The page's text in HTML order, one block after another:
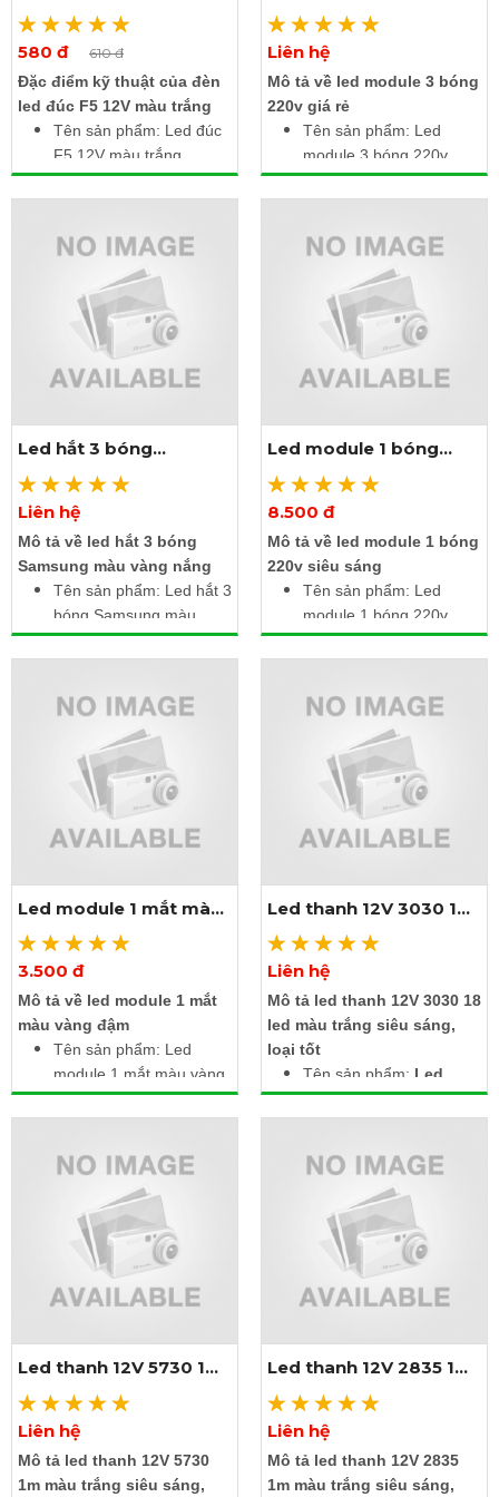
Có 2 đầu bịt và 1 nắp
nhựa
Có thể nối tiếp được với
nhau
Xem thêm ảnh
trắng
580 đ
610 đ
Đặc điểm kỹ thuật của đèn
led đúc F5 12V màu trắng
Tên sản phẩm: Led đúc
F5 12V màu trắng
Điện áp làm việc: DC
12V
Trắng
Công suất: 0.3W / led
IP67: Chống nước
Kích thước bóng: Đầu
5mm, đế 9mm
Chiều dài: 3m gồm 50
Xem thêm ảnh
220V
Liên hệ
Mô tả về led module 3 bóng
220v giá rẻ
Tên sản phẩm: Led
module 3 bóng 220v
Điện áp: 220V AC
Công suất: 1.8W /
Ánh sáng: Trắng
Kích thước: 2.5m gồm
20 module liền dây
Cấp độ bảo vệ: IP67
Xem thêm ảnh
Led hắt 3 bóng
samsung màu vàng
nắng
Liên hệ
Mô tả về led hắt 3 bóng
Samsung màu vàng nắng
Tên sản phẩm: Led hắt 3
bóng Samsung màu
vàng nắng
Điện áp: 12V DC
module
Kích thước: 2.5m gồm
20 module liền dây
Cấp độ bảo vệ: IP65
Xem thêm ảnh
Led module 1 bóng
220V
8.500 đ
Mô tả về led module 1 bóng
220v siêu sáng
Tên sản phẩm: Led
module 1 bóng 220v
Điện áp: 220V AC
Công suất: 1.5W /
Kích thước: 2.5m gồm
20 module liền dây
Cấp độ bảo vệ: IP65
Xem thêm ảnh
Led module 1 mắt màu
vàng đậm
3.500 đ
Mô tả về led module 1 mắt
màu vàng đậm
Tên sản phẩm: Led
module 1 mắt màu vàng
đậm
Điện áp: 12V DC
module
Kích thước: 2.5m gồm
20 bóng liền dây
Cấp độ bảo vệ: IP67
Xem thêm ảnh
Led thanh 12V 3030 18
led màu trắng
Liên hệ
Mô tả led thanh 12V 3030 18
led màu trắng siêu sáng,
loại tốt
Tên sản phẩm: Led
thanh 12V 3030 18 led
màu trắng
12V
Công suất: 27W
Màu ánh sáng: Trắng
Nhiệt độ màu: 6000K -
6500K
Chất liệu: Mạch hàn
Chip led: SMD 3030
Kích thước: Dài 1m x
rộng 23.2mm
Xem thêm ảnh
Led thanh 12V 5730 1m
màu trắng
Liên hệ
Mô tả led thanh 12V 5730
1m màu trắng siêu sáng,
Xem thêm ảnh
Led thanh 12V 2835 1m
màu trắng
Liên hệ
Mô tả led thanh 12V 2835
1m màu trắng siêu sáng,